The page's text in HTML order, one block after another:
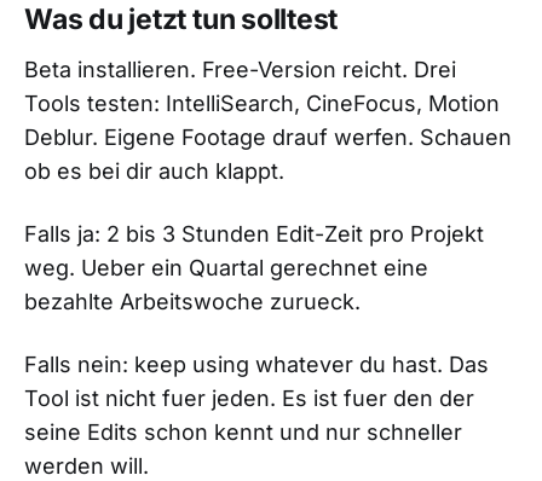
Was du jetzt tun solltest
Beta installieren. Free-Version reicht. Drei
Tools testen: IntelliSearch, CineFocus, Motion
Deblur. Eigene Footage drauf werfen. Schauen
ob es bei dir auch klappt.
Falls ja: 2 bis 3 Stunden Edit-Zeit pro Projekt
weg. Ueber ein Quartal gerechnet eine
bezahlte Arbeitswoche zurueck.
Falls nein: keep using whatever du hast. Das
Tool ist nicht fuer jeden. Es ist fuer den der
seine Edits schon kennt und nur schneller
werden will.